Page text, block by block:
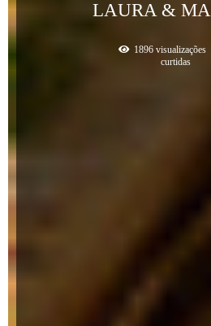
LAURA &
1896 visualizações
curtidas